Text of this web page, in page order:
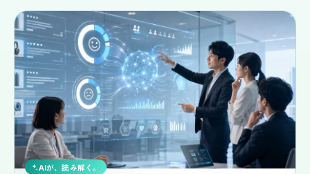
AIが、読み解く。